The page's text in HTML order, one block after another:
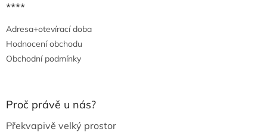
****
Adresa+otevírací doba
Hodnocení obchodu
Obchodní podmínky
Proč právě u nás?
Překvapivě velký prostor